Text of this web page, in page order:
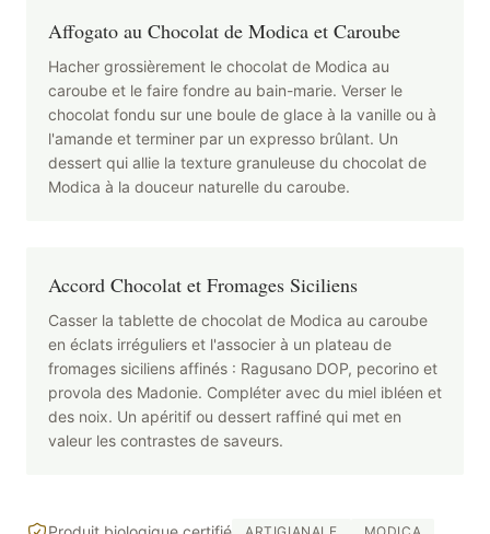
Affogato au Chocolat de Modica et Caroube
Hacher grossièrement le chocolat de Modica au
caroube et le faire fondre au bain-marie. Verser le
chocolat fondu sur une boule de glace à la vanille ou à
l'amande et terminer par un expresso brûlant. Un
dessert qui allie la texture granuleuse du chocolat de
Modica à la douceur naturelle du caroube.
Accord Chocolat et Fromages Siciliens
Casser la tablette de chocolat de Modica au caroube
en éclats irréguliers et l'associer à un plateau de
fromages siciliens affinés : Ragusano DOP, pecorino et
provola des Madonie. Compléter avec du miel ibléen et
des noix. Un apéritif ou dessert raffiné qui met en
valeur les contrastes de saveurs.